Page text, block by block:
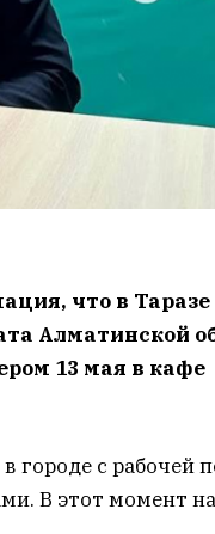
что в Таразе
Алматинской
13 мая в кафе
городе с рабочей
В этот момент